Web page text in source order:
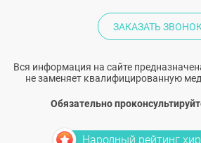
ЗАКАЗАТЬ
Вся информация на сайте
не заменяет квалифицированную
Обязательно
Народный рейтинг